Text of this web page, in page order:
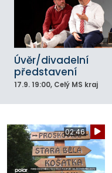
Úvěr/divadelní
představení
17.9. 19:00, Celý MS kraj
02:46